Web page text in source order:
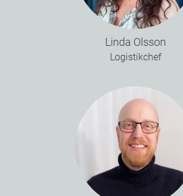
Linda Olsson
Logistikchef